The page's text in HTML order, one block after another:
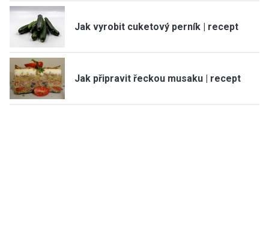
Jak vyrobit cuketový perník | recept
Jak připravit řeckou musaku | recept